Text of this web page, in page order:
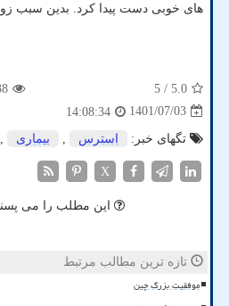
های خوبی دست پیدا کرد. بدین سبب زود
5.0
/ 5
1401/07/03
14:08:34
تگهای خبر:
استرس بیماری
X
این مطلب را می
تازه ترین مطالب مرتبط
موفقیت بزرگ چین